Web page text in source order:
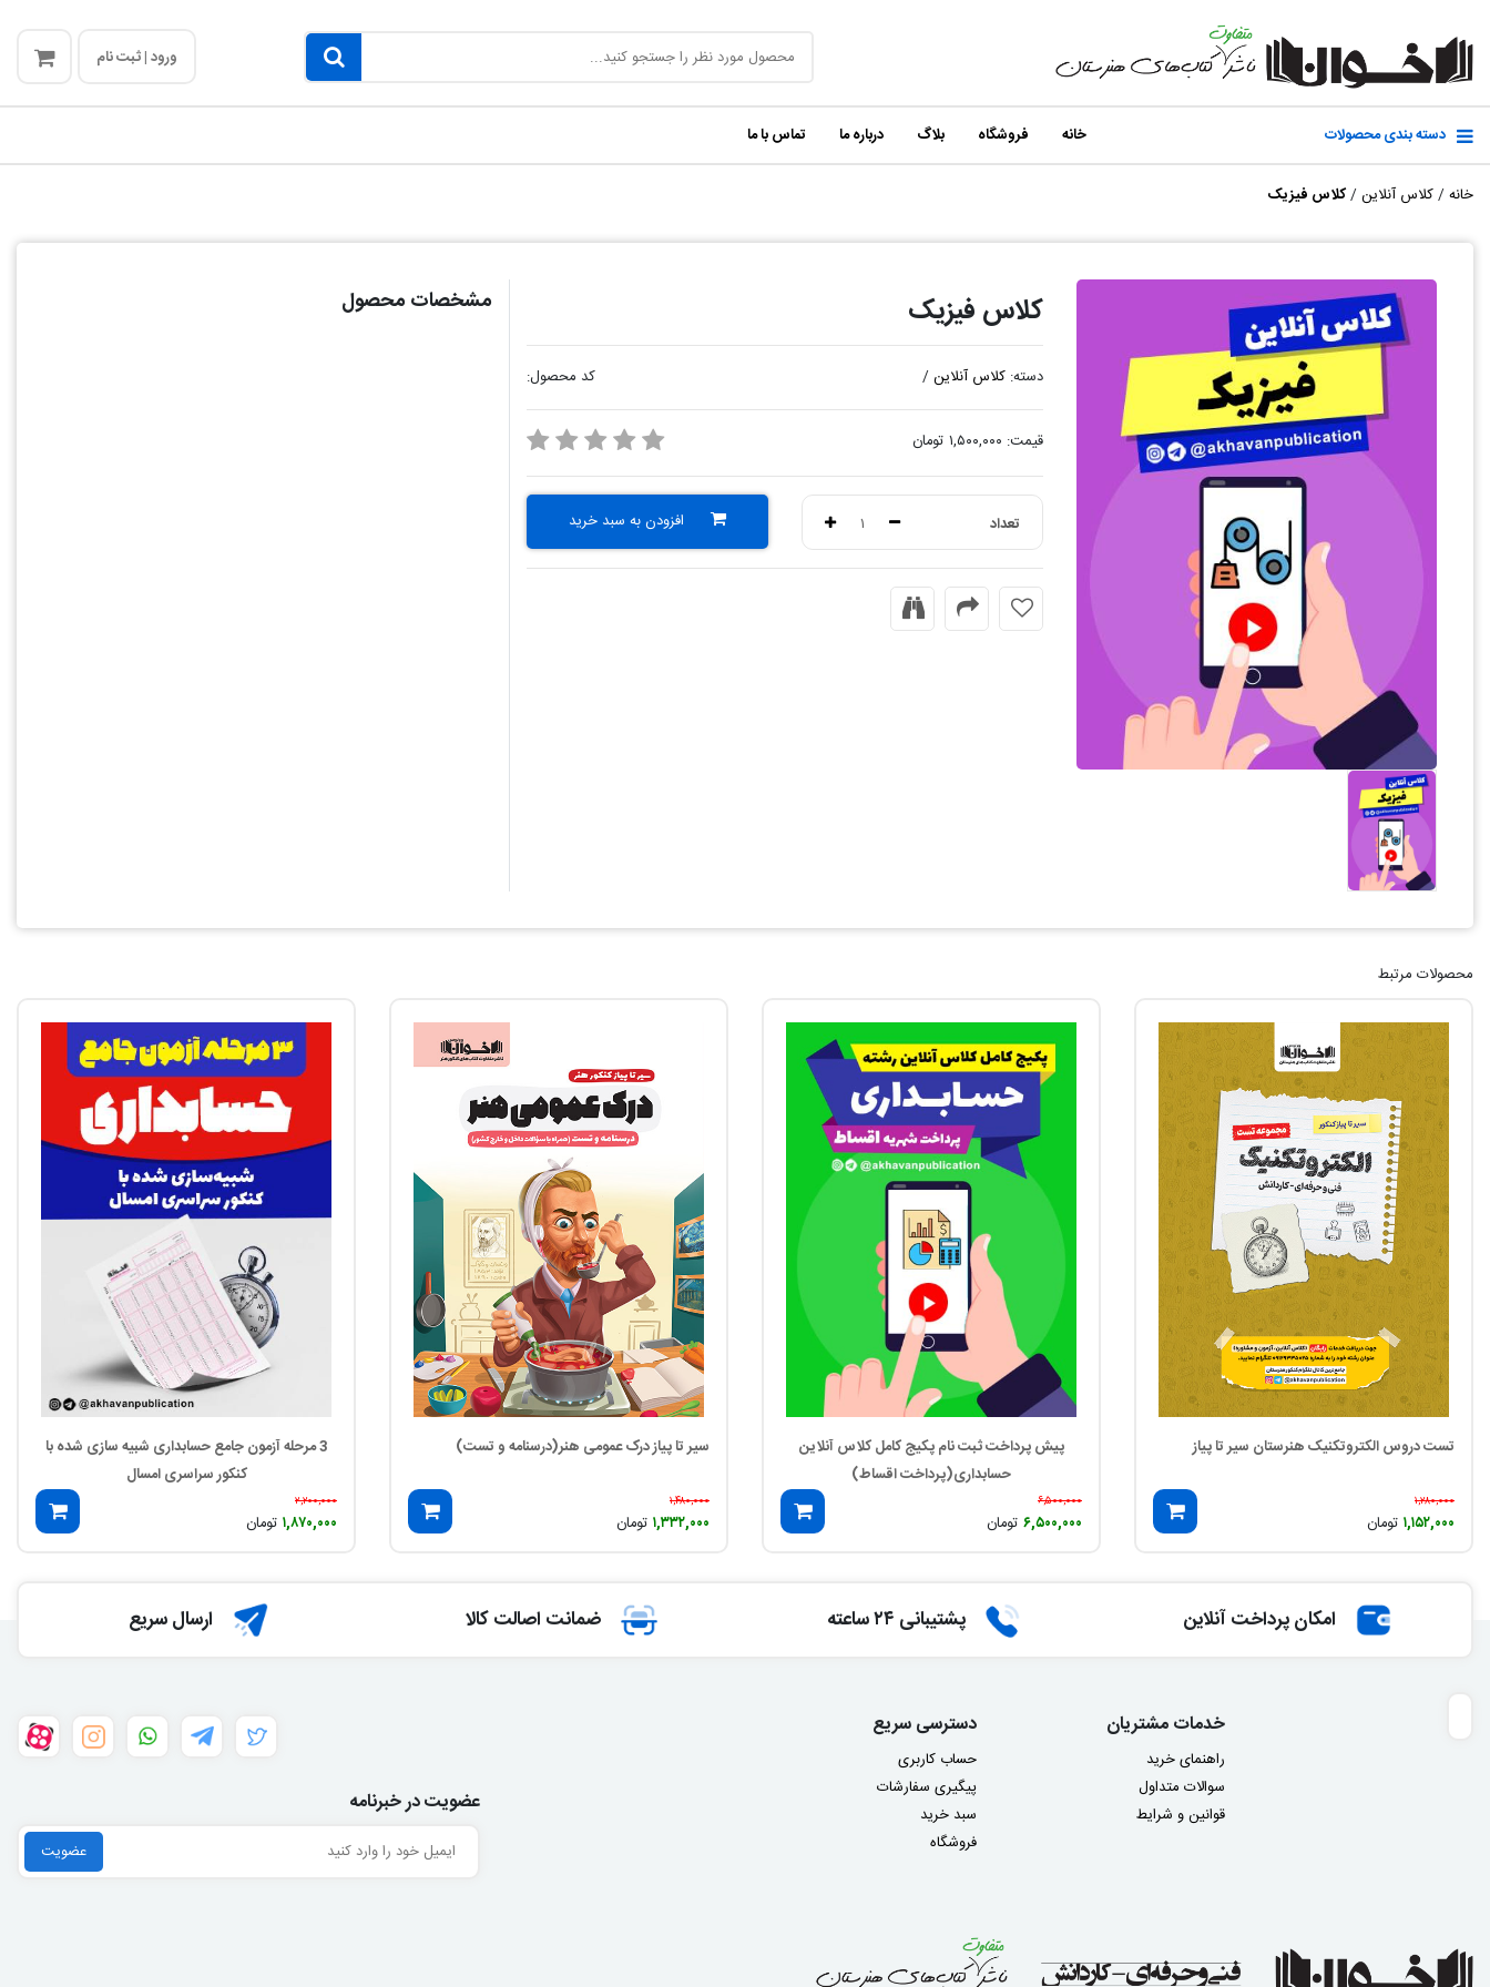
ورود | ثبت نام
دسته بندی محصولات خانه فروشگاه بلاگ درباره ما تماس با ما
خانه/کلاس آنلاین/کلاس فیزیک
کلاس فیزیک
دسته: کلاس آنلاین/ کد محصول:
قیمت: ۱,۵۰۰,۰۰۰ تومان
تعداد ۱ افزودن به سبد خرید
مشخصات محصول
محصولات مرتبط
تست دروس الکتروتکنیک هنرستان سیر تا پیاز
۱,۲۸۰,۰۰۰
۱,۱۵۲,۰۰۰ تومان
پیش پرداخت ثبت نام پکیج کامل کلاس آنلاین
حسابداری(پرداخت اقساط)
۶,۵۰۰,۰۰۰
۶,۵۰۰,۰۰۰ تومان
سیر تا پیاز درک عمومی هنر(درسنامه و تست)
۱,۴۸۰,۰۰۰
۱,۳۳۲,۰۰۰ تومان
3 مرحله آزمون جامع حسابداری شبیه سازی شده با
کنکور سراسری امسال
۲,۲۰۰,۰۰۰
۱,۸۷۰,۰۰۰ تومان
امکان پرداخت آنلاین پشتیبانی ۲۴ ساعته ضمانت اصالت کالا ارسال سریع
خدمات مشتریان
راهنمای خرید
سوالات متداول
قوانین و شرایط
دسترسی سریع
حساب کاربری
پیگیری سفارشات
سبد خرید
فروشگاه
عضویت در خبرنامه